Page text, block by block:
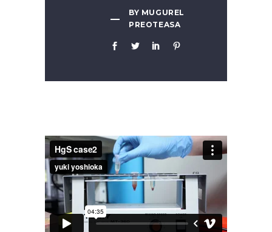
BY MUGUREL
PREOTEASA